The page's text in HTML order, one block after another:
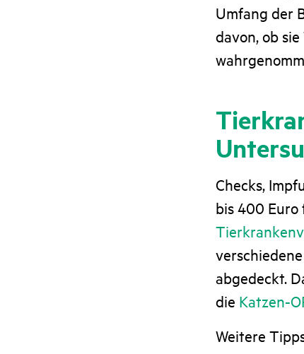
Umfang der
davon, ob
Checks,
bis 400
abgedeckt.
die Katzen-
Weitere